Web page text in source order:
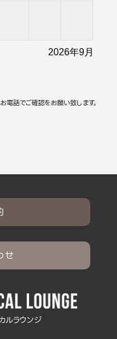
2026年9月
電話でご確認をお願い致します。
せ
ルラウンジ